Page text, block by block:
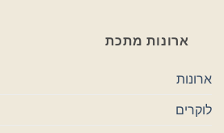
ארונות מתכת
ארונות
לוקרים